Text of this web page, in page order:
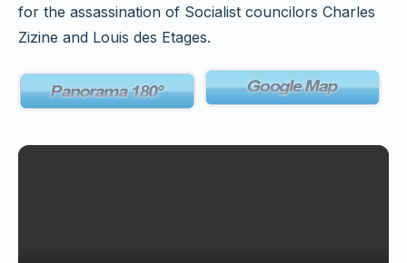
for the assassination of Socialist councilors Charles
Zizine and Louis des Etages.